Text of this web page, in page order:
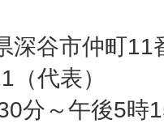
深谷市仲町11
代表）
分～午後5時